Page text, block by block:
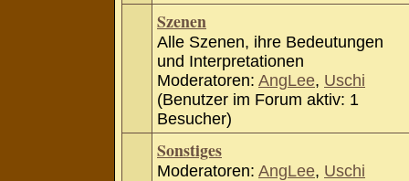
Szenen
Alle Szenen, ihre Bedeutungen
und Interpretationen
Moderatoren: AngLee, Uschi
(Benutzer im Forum aktiv: 1
Besucher)
Sonstiges
Moderatoren: AngLee, Uschi